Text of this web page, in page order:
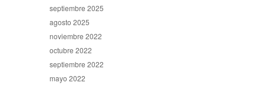
septiembre 2025
agosto 2025
noviembre 2022
octubre 2022
septiembre 2022
mayo 2022